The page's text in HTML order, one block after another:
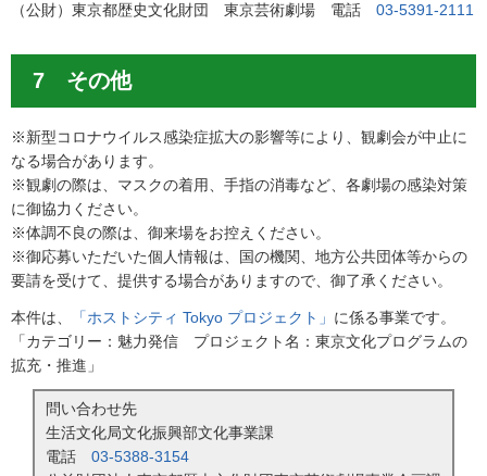
（公財）東京都歴史文化財団 東京芸術劇場 電話 03-5391-2111
7 その他
※新型コロナウイルス感染症拡大の影響等により、観劇会が中止に
なる場合があります。
※観劇の際は、マスクの着用、手指の消毒など、各劇場の感染対策
に御協力ください。
※体調不良の際は、御来場をお控えください。
※御応募いただいた個人情報は、国の機関、地方公共団体等からの
要請を受けて、提供する場合がありますので、御了承ください。
本件は、 「ホストシティ Tokyo プロジェクト」 に係る事業です。
「カテゴリー：魅力発信 プロジェクト名：東京文化プログラムの
拡充・推進」
問い合わせ先
生活文化局文化振興部文化事業課
電話 03-5388-3154